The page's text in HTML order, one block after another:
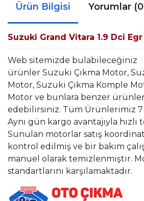
Ürün Bilgisi Yorumlar
Suzuki Grand Vitara 1.9 Dci Egr
Web sitemizde bulabileceğiniz
ürünler Suzuki Çıkma Motor,
Motor, Suzuki Çıkma Komple
Motor ve bunlara benzer
edebilirsiniz. Tüm Ürünlerimiz
Aynı gün kargo avantajıyla hızlı
Sunulan motorlar satış
kontrol edilmiş ve bir bakım
manuel olarak temizlenmiştir.
standartlarını karşılamaktadır.